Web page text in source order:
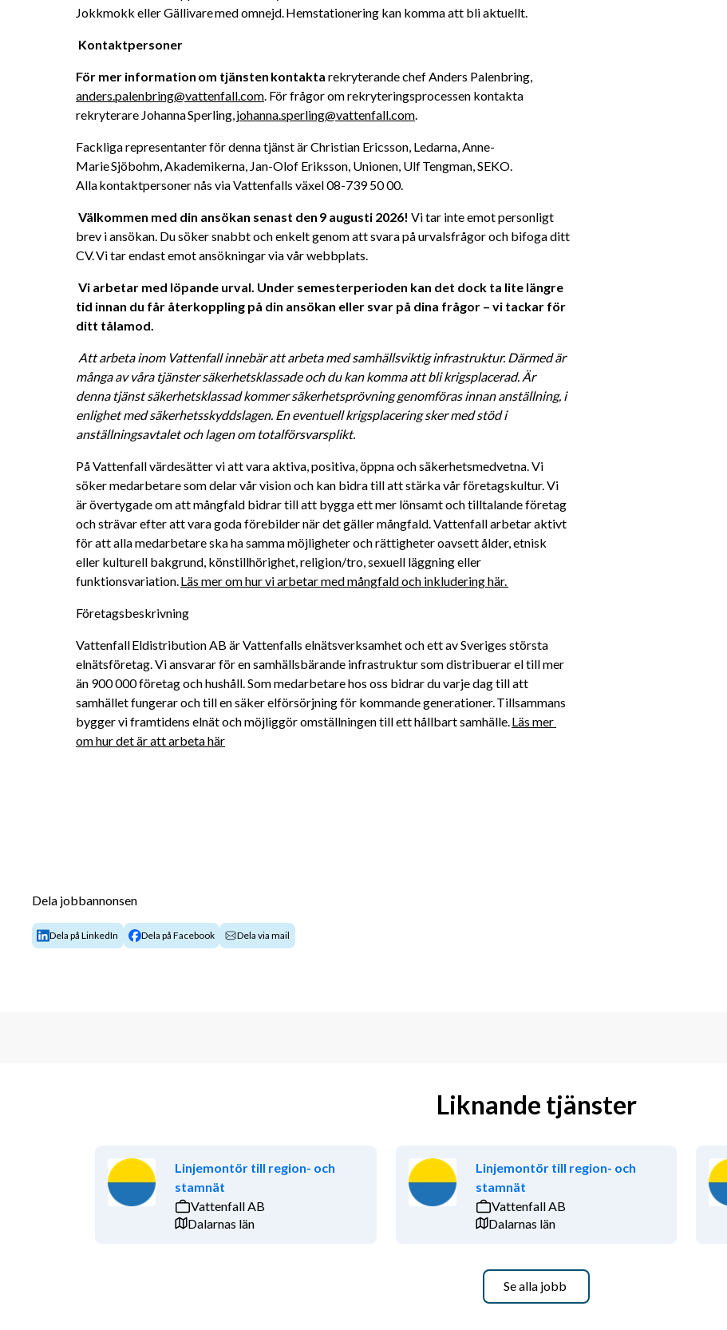
Jokkmokk eller Gällivare med omnejd. Hemstationering kan komma att bli aktuellt.
Kontaktpersoner
För mer information om tjänsten kontakta
anders.palenbring@vattenfall.com. För frågor om rekryteringsprocessen kontakta
rekryterare Johanna Sperling, johanna.sperling@vattenfall.com.
Fackliga representanter för denna tjänst är Christian Ericsson, Ledarna, Anne-
Marie Sjöbohm, Akademikerna, Jan-Olof Eriksson, Unionen, Ulf Tengman, SEKO.
Alla kontaktpersoner nås via Vattenfalls växel 08-739 50 00.
Välkommen med din ansökan senast den 9 augusti 2026! Vi tar inte emot personligt
brev i ansökan. Du söker snabbt och enkelt genom att svara på urvalsfrågor och bifoga ditt
CV. Vi tar endast emot ansökningar via vår webbplats.
Vi arbetar med löpande urval. Under semesterperioden kan det dock ta lite längre
tid innan du får återkoppling på din ansökan eller svar på dina frågor – vi tackar för
ditt tålamod.
Att arbeta inom Vattenfall innebär att arbeta med samhällsviktig infrastruktur. Därmed är
många av våra tjänster säkerhetsklassade och du kan komma att bli krigsplacerad. Är
denna tjänst säkerhetsklassad kommer säkerhetsprövning genomföras innan anställning, i
enlighet med säkerhetsskyddslagen. En eventuell krigsplacering sker med stöd i
anställningsavtalet och lagen om totalförsvarsplikt.
På Vattenfall värdesätter vi att vara aktiva, positiva, öppna och säkerhetsmedvetna. Vi
söker medarbetare som delar vår vision och kan bidra till att stärka vår företagskultur. Vi
är övertygade om att mångfald bidrar till att bygga ett mer lönsamt och tilltalande företag
och strävar efter att vara goda förebilder när det gäller mångfald. Vattenfall arbetar aktivt
för att alla medarbetare ska ha samma möjligheter och rättigheter oavsett ålder, etnisk
eller kulturell bakgrund, könstillhörighet, religion/tro, sexuell läggning eller
funktionsvariation. Läs mer om hur vi arbetar med mångfald och inkludering här.
Företagsbeskrivning
Vattenfall Eldistribution AB är Vattenfalls elnätsverksamhet och ett av Sveriges största
elnätsföretag. Vi ansvarar för en samhällsbärande infrastruktur som distribuerar el till mer
än 900 000 företag och hushåll. Som medarbetare hos oss bidrar du varje dag till att
samhället fungerar och till en säker elförsörjning för kommande generationer. Tillsammans
bygger vi framtidens elnät och möjliggör omställningen till ett hållbart samhälle. Läs mer
om hur det är att arbeta här
Dela jobbannonsen
Dela på LinkedIn Dela på Facebook Dela via mail
Liknande tjänster
Linjemontör till region- och
stamnät
Vattenfall AB
Dalarnas län
Linjemontör till region- och
stamnät
Vattenfall AB
Dalarnas län
Se alla jobb